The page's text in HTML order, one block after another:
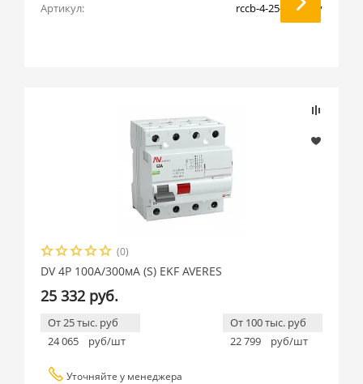
Артикул:
rccb-4-25-500-s-av
(0)
DV 4P 100А/300мА (S) EKF AVERES
25 332 руб.
От 25 тыс. руб
24 065
руб/шт
От 100 тыс. руб
22 799
руб/шт
Уточняйте у менеджера